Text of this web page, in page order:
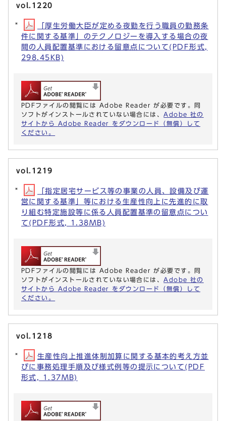
vol.1220
「厚生労働大臣が定める夜勤を行う職員の勤務条
件に関する基準」のテクノロジーを導入する場合の夜
間の人員配置基準における留意点について(PDF形式,
298.45KB)
PDFファイルの閲覧には Adobe Reader が必要です。同
ソフトがインストールされていない場合には、 Adobe 社の
サイトから Adobe Reader をダウンロード（無償）して
ください。
vol.1219
「指定居宅サービス等の事業の人員、設備及び運
営に関する基準」等における生産性向上に先進的に取
り組む特定施設等に係る人員配置基準の留意点につい
て(PDF形式, 1.38MB)
PDFファイルの閲覧には Adobe Reader が必要です。同
ソフトがインストールされていない場合には、 Adobe 社の
サイトから Adobe Reader をダウンロード（無償）して
ください。
vol.1218
生産性向上推進体制加算に関する基本的考え方並
びに事務処理手順及び様式例等の提示について(PDF
形式, 1.37MB)